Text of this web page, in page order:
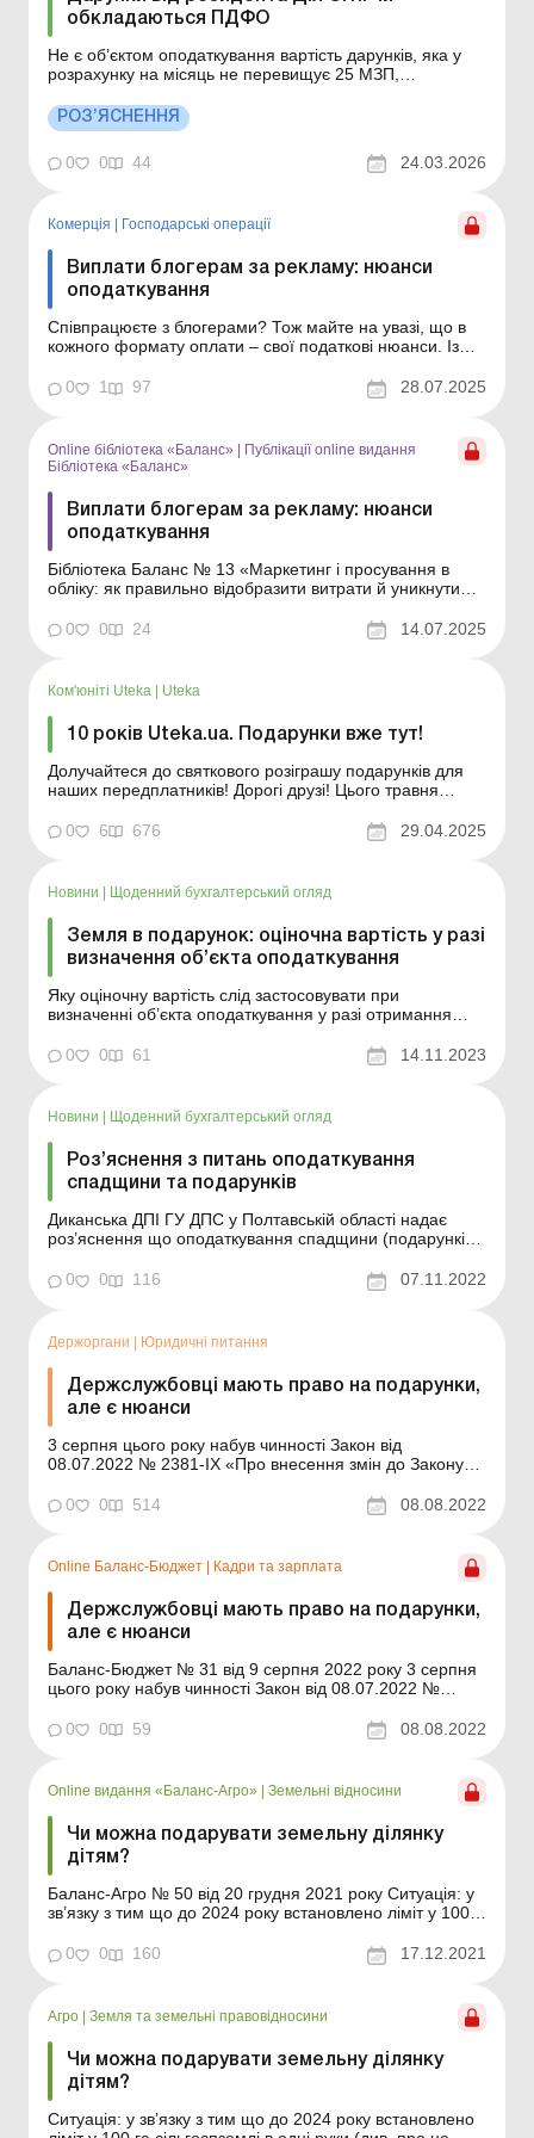
обкладаються ПДФО
Не є об’єктом оподаткування вартість дарунків, яка у
розрахунку на місяць не перевищує 25 МЗП,
Разом з тим, якщо вартість дарунків перевищує
вказаний розмір, то дохід у вигляді суми такого
перевищення включається до загального місячного
(річно...
РОЗ’ЯСНЕННЯ
0 0 44 24.03.2026
Комерція Господарські операції
Виплати блогерам за рекламу: нюанси
оподаткування
Співпрацюєте з блогерами? Тож майте на увазі, що в
кожного формату оплати – свої податкові нюанси. Із
бартеру, виплат підприємцю та фізособі за рекламу.
Маркетинг і просування в обліку: як правильно
0 1 97 28.07.2025
Online бібліотека «Баланс» | Публікації online видання
Бібліотека «Баланс»
Виплати блогерам за рекламу: нюанси
оподаткування
Бібліотека Баланс № 13 «Маркетинг і просування в
обліку: як правильно відобразити витрати й уникнути
тобто регулярно публікує в Інтернеті текстові, фото-
або відеозаписи, що висвітлюють певні теми або є
0 0 24 14.07.2025
Ком'юніті Uteka | Uteka
10 років Uteka.ua. Подарунки вже тут!
Долучайтеся до святкового розіграшу подарунків для
наших передплатників! Дорогі друзі! Цього травня
для вас – наших читачів і клієнтів, накопичуючи знання,
створюючи сервіси й допомагаючи вам розвиватися.
0 6 676 29.04.2025
Новини Щоденний бухгалтерський огляд
Земля в подарунок: оціночна вартість у разі
визначення об’єкта оподаткування
Яку оціночну вартість слід застосовувати при
визначенні об’єкта оподаткування у разі отримання
ДПС у Черкаській області повідомляє, що правові
засади проведення оцінки земель в Україні визначено
0 0 61 14.11.2023
Новини Щоденний бухгалтерський огляд
Роз’яснення з питань оподаткування
спадщини та подарунків
Диканська ДПІ ГУ ДПС у Полтавській області надає
роз’яснення що оподаткування спадщини (подарунків)
спадкодавця а також від резидентського статусу цих
осіб. Зокрема, об’єкти спадщини, успадковані членами
0 0 116 07.11.2022
Держоргани | Юридичні питання
Держслужбовці мають право на подарунки,
але є нюанси
3 серпня цього року набув чинності Закон від
08.07.2022 № 2381-IX «Про внесення змін до Закону
застосування законодавства у сфері запобігання
корупції в умовах воєнного стану» (далі – Закон №
0 0 514 08.08.2022
Online Баланс-Бюджет Кадри та зарплата
Держслужбовці мають право на подарунки,
але є нюанси
Баланс-Бюджет № 31 від 9 серпня 2022 року 3 серпня
цього року набув чинності Закон від 08.07.2022 №
запобігання корупції» щодо особливостей застосування
законодавства у сфері запобігання корупції в умовах
0 0 59 08.08.2022
Online видання «Баланс-Агро» Земельні відносини
Чи можна подарувати земельну ділянку
дітям?
Баланс-Агро № 50 від 20 грудня 2021 року Ситуація: у
зв’язку з тим що до 2024 року встановлено ліміт у 100
«Відкриття ринку землі: позиція Мін’юсту з проблемних
0 0 160 17.12.2021
Агро | Земля та земельні правовідносини
Чи можна подарувати земельну ділянку
дітям?
Ситуація: у зв’язку з тим що до 2024 року встановлено